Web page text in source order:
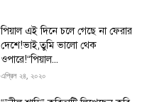
পিয়াল এই দিনে চলে গেছে না ফেরার
দেশে!ভাই,তুমি ভালো থেক
ওপারে!“পিয়াল...
এপ্রিল ২৪, ২০২০